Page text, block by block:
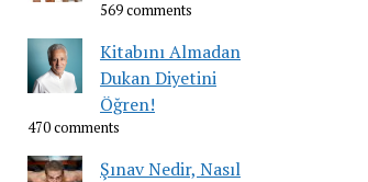
569 comments
Kitabını Almadan
Dukan Diyetini
Öğren!
470 comments
Şınav Nedir, Nasıl